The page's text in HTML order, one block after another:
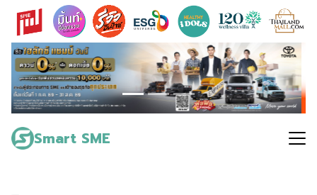
Skip
content
Smart SME
Search
for: